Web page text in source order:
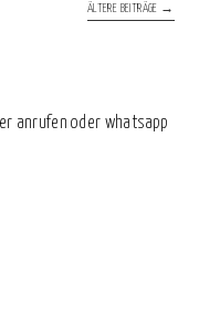
ÄLTERE BEITRÄGE →
anrufen oder whatsapp